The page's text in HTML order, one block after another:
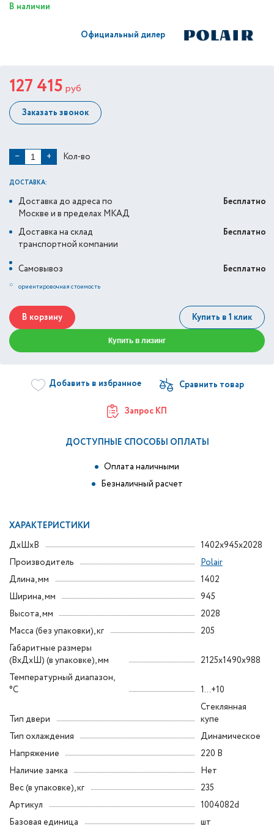
В наличии
Официальный дилер
127 415 руб
Заказать звонок
− + Кол-во
ДОСТАВКА:
Доставка до адреса по
Москве и в пределах МКАД
Бесплатно
Доставка на склад
транспортной компании
Бесплатно
Самовывоз
Бесплатно
* ориентировочная стоимость
В корзину Купить в 1 клик
Купить в лизинг
Добавить в избранное
Запрос КП
ДОСТУПНЫЕ СПОСОБЫ ОПЛАТЫ
Оплата наличными
Безналичный расчет
ХАРАКТЕРИСТИКИ
ДxШxВ
1402x945x2028
Производитель
Polair
Длина, мм
1402
Ширина, мм
945
Высота, мм
2028
Масса (без упаковки), кг
205
Габаритные размеры
(ВxДxШ) (в упаковке), мм
2125x1490x988
Температурный диапазон,
°C
1...+10
Тип двери
Стеклянная
купе
Тип охлаждения
Динамическое
Напряжение
220 В
Наличие замка
Нет
Вес (в упаковке), кг
235
Артикул
1004082d
Базовая единица
шт